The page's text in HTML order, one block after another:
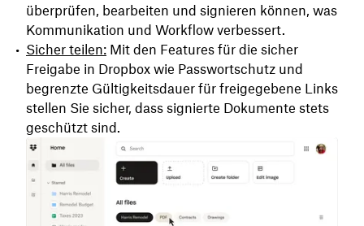
überprüfen, bearbeiten und signieren können, was
Kommunikation und Workflow verbessert.
Sicher teilen: Mit den Features für die sicher
Freigabe in Dropbox wie Passwortschutz und
begrenzte Gültigkeitsdauer für freigegebene Links
stellen Sie sicher, dass signierte Dokumente stets
geschützt sind.